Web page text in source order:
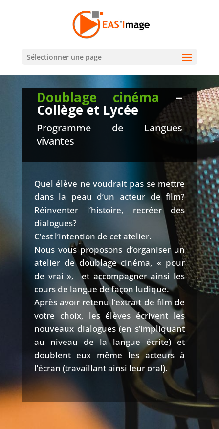
Sélectionner une page
Doublage cinéma–
Collège et Lycée
Programme de Langues
vivantes
Quel élève ne voudrait pas se mettre
dans la peau d’un acteur de film?
Réinventer l’histoire, recréer des
dialogues?
C’est l’intention de cet atelier.
Nous vous proposons d’organiser un
atelier de doublage cinéma, « pour
de vrai », et accompagner ainsi les
cours de langue de façon ludique.
Après avoir retenu l’extrait de film de
votre choix, les élèves écrivent les
nouveaux dialogues (en s’impliquant
au niveau de la langue écrite) et
doublent eux même les acteurs à
l’écran (travaillant ainsi leur oral).